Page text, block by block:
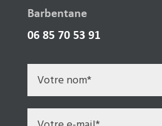
Barbentane
06 85 70 53 91